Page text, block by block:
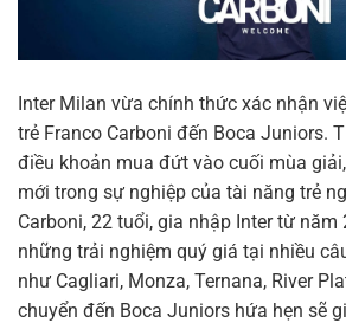
Inter Milan vừa chính thức xác nhận
trẻ Franco Carboni đến Boca Juniors.
điều khoản mua đứt vào cuối mùa
mới trong sự nghiệp của tài năng trẻ
Carboni, 22 tuổi, gia nhập Inter từ năm
những trải nghiệm quý giá tại nhiều
như Cagliari, Monza, Ternana, River
chuyển đến Boca Juniors hứa hẹn sẽ